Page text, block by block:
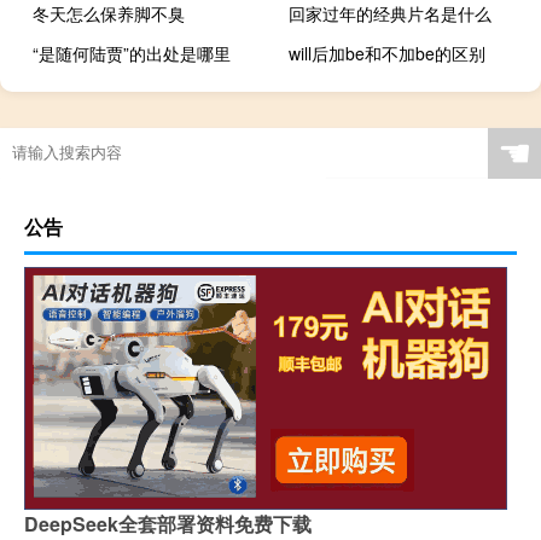
冬天怎么保养脚不臭
回家过年的经典片名是什么
“是随何陆贾”的出处是哪里
will后加be和不加be的区别
acca用什么计算器
☚
公告
DeepSeek全套部署资料免费下载